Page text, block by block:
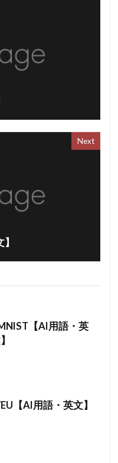
Next
【AI用語・英
【AI用語・英文】